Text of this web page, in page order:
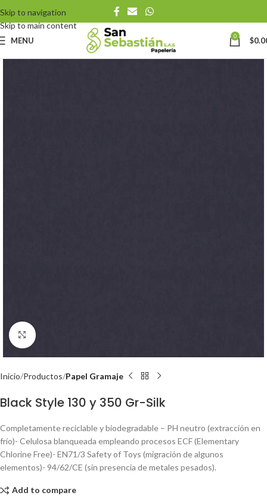
Skip to navigation
Skip to main content
MENU 0 $
Click to enlarge
Inicio Productos Papel Gramaje
Black Style 130 y 350 Gr-Silk
Completamente reciclable y biodegradable – PH neutro (extracción en
frío)- Celulosa blanqueada empleando procesos ECF (Elementary
Chlorine Free)- EN71/3 Safety of Toys (migración de algunos
elementos)- 94/62/CE (sin presencia de metales pesados).
Add to compare